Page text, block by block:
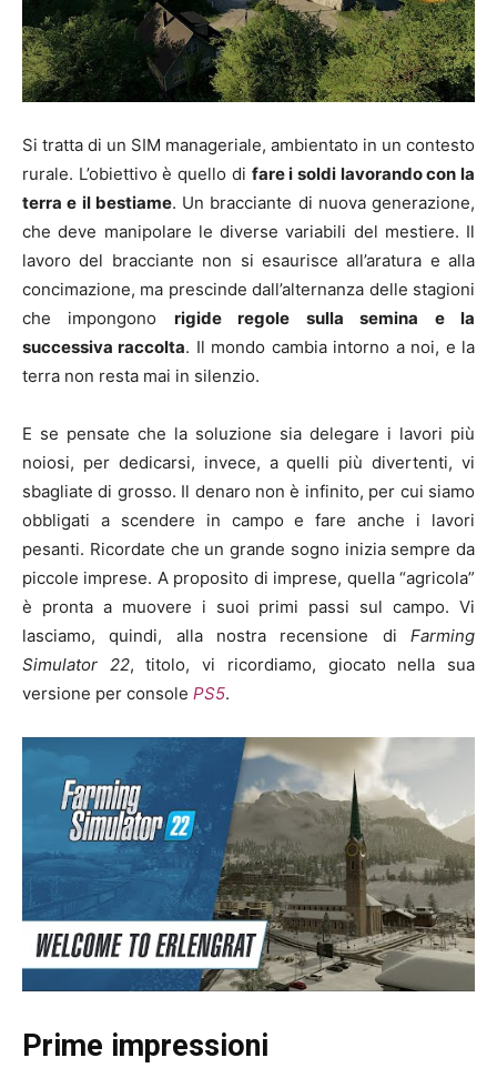
Si tratta di un SIM manageriale, ambientato in un contesto
rurale. L’obiettivo è quello di fare i soldi lavorando con la
terra e il bestiame. Un bracciante di nuova generazione,
che deve manipolare le diverse variabili del mestiere. Il
lavoro del bracciante non si esaurisce all’aratura e alla
concimazione, ma prescinde dall’alternanza delle stagioni
che impongono rigide regole sulla semina e la
successiva raccolta. Il mondo cambia intorno a noi, e la
terra non resta mai in silenzio.
E se pensate che la soluzione sia delegare i lavori più
noiosi, per dedicarsi, invece, a quelli più divertenti, vi
sbagliate di grosso. Il denaro non è infinito, per cui siamo
obbligati a scendere in campo e fare anche i lavori
pesanti. Ricordate che un grande sogno inizia sempre da
piccole imprese. A proposito di imprese, quella “agricola”
è pronta a muovere i suoi primi passi sul campo. Vi
lasciamo, quindi, alla nostra recensione di Farming
Simulator 22, titolo, vi ricordiamo, giocato nella sua
versione per console PS5.
Prime impressioni